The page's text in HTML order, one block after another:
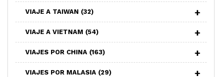
VIAJE A TAIWAN (32)
VIAJE A VIETNAM (54)
VIAJES POR CHINA (163)
VIAJES POR MALASIA (29)